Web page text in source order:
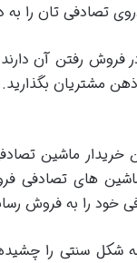
تصادفی تان را به
در فروش رفتن آن
مشتریان بگذارید.
خریدار ماشین
های تصادفی
خود را به فروش
سنتی را